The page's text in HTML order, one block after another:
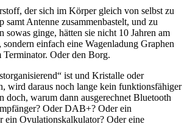
der sich im Körper gleich von selbst zu
samt Antenne zusammenbastelt, und zu
sowas ginge, hätten sie nicht 10 Jahren am
sondern einfach eine Wagenladung Graphen
Oder den Borg.
ist und Kristalle oder
wird daraus noch lange kein funktionsfähiger
warum dann ausgerechnet Bluetooth
Oder DAB+? Oder ein
ein Ovulationskalkulator? Oder eine